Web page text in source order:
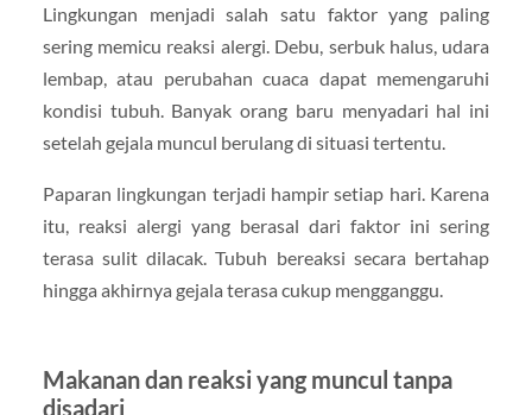
Lingkungan menjadi salah satu faktor yang paling
sering memicu reaksi alergi. Debu, serbuk halus, udara
lembap, atau perubahan cuaca dapat memengaruhi
kondisi tubuh. Banyak orang baru menyadari hal ini
setelah gejala muncul berulang di situasi tertentu.
Paparan lingkungan terjadi hampir setiap hari. Karena
itu, reaksi alergi yang berasal dari faktor ini sering
terasa sulit dilacak. Tubuh bereaksi secara bertahap
hingga akhirnya gejala terasa cukup mengganggu.
Makanan dan reaksi yang muncul tanpa
disadari